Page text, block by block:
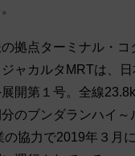
拠点ターミナル・コ
ャカルタMRTは、
開第１号。全線
のブンダランハイ～
の協力で2019年３月